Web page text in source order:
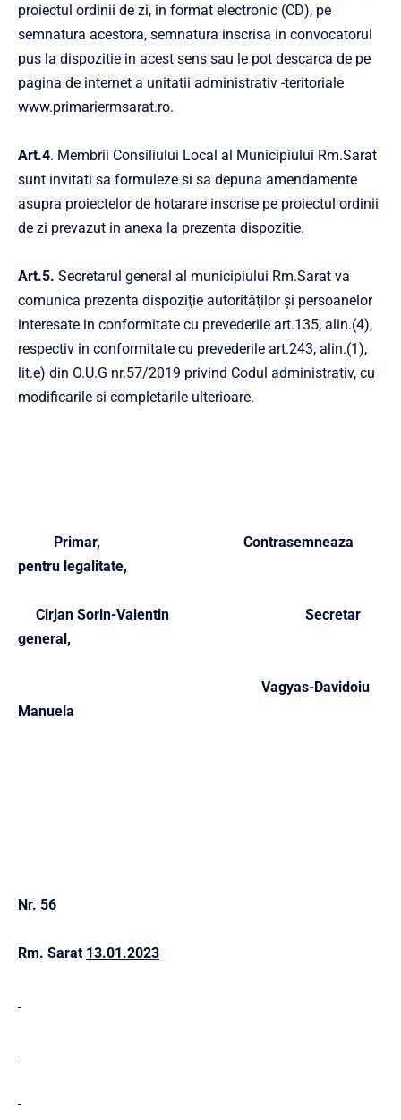
proiectul ordinii de zi, in format electronic (CD), pe
semnatura acestora, semnatura inscrisa in convocatorul
pus la dispozitie in acest sens sau le pot descarca de pe
pagina de internet a unitatii administrativ -teritoriale
www.primariermsarat.ro.
Art.4. Membrii Consiliului Local al Municipiului Rm.Sarat
sunt invitati sa formuleze si sa depuna amendamente
asupra proiectelor de hotarare inscrise pe proiectul ordinii
de zi prevazut in anexa la prezenta dispozitie.
Art.5. Secretarul general al municipiului Rm.Sarat va
comunica prezenta dispoziţie autorităţilor şi persoanelor
interesate in conformitate cu prevederile art.135, alin.(4),
respectiv in conformitate cu prevederile art.243, alin.(1),
lit.e) din O.U.G nr.57/2019 privind Codul administrativ, cu
modificarile si completarile ulterioare.
Primar, Contrasemneaza
pentru legalitate,
Cirjan Sorin-Valentin Secretar
general,
Vagyas-Davidoiu
Manuela
Nr. 56
Rm. Sarat 13.01.2023